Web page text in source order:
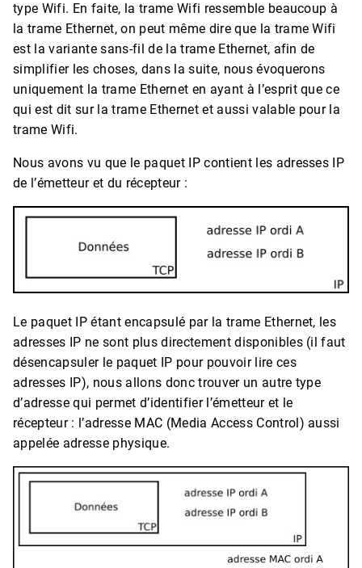
type Wifi. En faite, la trame Wifi ressemble beaucoup à
la trame Ethernet, on peut même dire que la trame Wifi
est la variante sans-fil de la trame Ethernet, afin de
simplifier les choses, dans la suite, nous évoquerons
uniquement la trame Ethernet en ayant à l’esprit que ce
qui est dit sur la trame Ethernet et aussi valable pour la
trame Wifi.
Nous avons vu que le paquet IP contient les adresses IP
de l’émetteur et du récepteur :
Le paquet IP étant encapsulé par la trame Ethernet, les
adresses IP ne sont plus directement disponibles (il faut
désencapsuler le paquet IP pour pouvoir lire ces
adresses IP), nous allons donc trouver un autre type
d’adresse qui permet d’identifier l’émetteur et le
récepteur : l’adresse MAC (Media Access Control) aussi
appelée adresse physique.